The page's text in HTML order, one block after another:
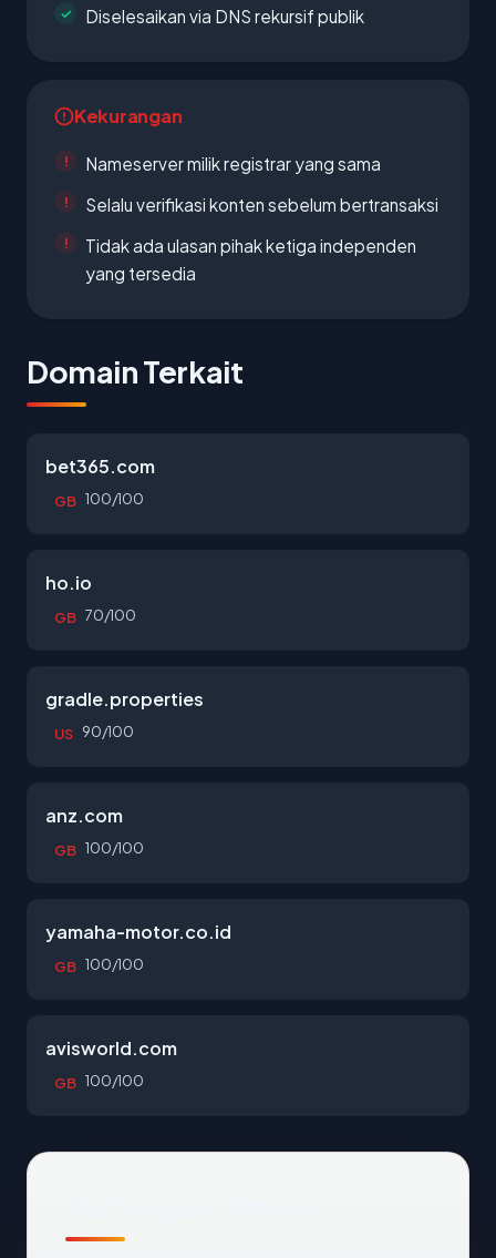
Diselesaikan via DNS rekursif publik
Kekurangan
Nameserver milik registrar yang sama
Selalu verifikasi konten sebelum bertransaksi
Tidak ada ulasan pihak ketiga independen
yang tersedia
Domain Terkait
bet365.com
GB 100/100
ho.io
GB 70/100
gradle.properties
US 90/100
anz.com
GB 100/100
yamaha-motor.co.id
GB 100/100
avisworld.com
GB 100/100